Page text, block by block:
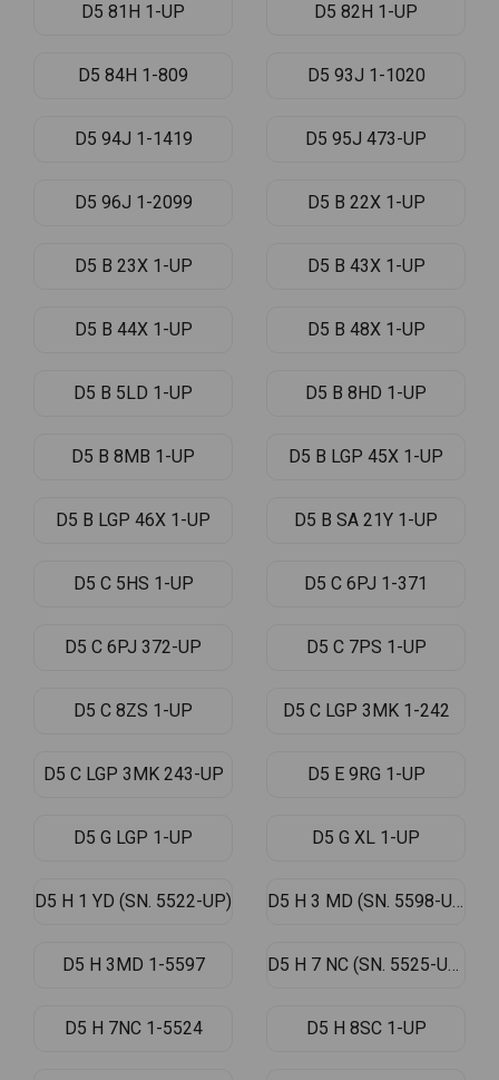
D5 81H 1-UP D5 82H 1-UP
D5 84H 1-809 D5 93J 1-1020
D5 94J 1-1419 D5 95J 473-UP
D5 96J 1-2099 D5 B 22X 1-UP
D5 B 23X 1-UP D5 B 43X 1-UP
D5 B 44X 1-UP D5 B 48X 1-UP
D5 B 5LD 1-UP D5 B 8HD 1-UP
D5 B 8MB 1-UP D5 B LGP 45X 1-UP
D5 B LGP 46X 1-UP D5 B SA 21Y 1-UP
D5 C 5HS 1-UP D5 C 6PJ 1-371
D5 C 6PJ 372-UP D5 C 7PS 1-UP
D5 C 8ZS 1-UP D5 C LGP 3MK 1-242
D5 C LGP 3MK 243-UP D5 E 9RG 1-UP
D5 G LGP 1-UP D5 G XL 1-UP
D5 H 1 YD (SN. 5522-UP) D5 H 3 MD (SN. 5598-UP)
D5 H 3MD 1-5597 D5 H 7 NC (SN. 5525-UP)
D5 H 7NC 1-5524 D5 H 8SC 1-UP